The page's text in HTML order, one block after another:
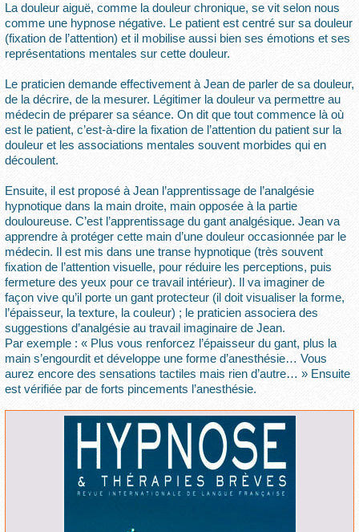
La douleur aiguë, comme la douleur chronique, se vit selon nous
comme une hypnose négative. Le patient est centré sur sa douleur
(fixation de l’attention) et il mobilise aussi bien ses émotions et ses
représentations mentales sur cette douleur.
Le praticien demande effectivement à Jean de parler de sa douleur,
de la décrire, de la mesurer. Légitimer la douleur va permettre au
médecin de préparer sa séance. On dit que tout commence là où
est le patient, c’est-à-dire la fixation de l’attention du patient sur la
douleur et les associations mentales souvent morbides qui en
découlent.
Ensuite, il est proposé à Jean l’apprentissage de l’analgésie
hypnotique dans la main droite, main opposée à la partie
douloureuse. C’est l’apprentissage du gant analgésique. Jean va
apprendre à protéger cette main d’une douleur occasionnée par le
médecin. Il est mis dans une transe hypnotique (très souvent
fixation de l’attention visuelle, pour réduire les perceptions, puis
fermeture des yeux pour ce travail intérieur). Il va imaginer de
façon vive qu’il porte un gant protecteur (il doit visualiser la forme,
l’épaisseur, la texture, la couleur) ; le praticien associera des
suggestions d’analgésie au travail imaginaire de Jean.
Par exemple : « Plus vous renforcez l’épaisseur du gant, plus la
main s’engourdit et développe une forme d’anesthésie… Vous
aurez encore des sensations tactiles mais rien d’autre… » Ensuite
est vérifiée par de forts pincements l’anesthésie.